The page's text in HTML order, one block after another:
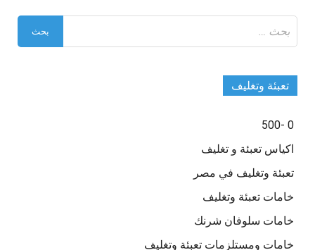
عن:
تعبئة وتغليف
0 -500
اكياس تعبئة و تغليف
تعبئة وتغليف في مصر
خامات تعبئة وتغليف
خامات سلوفان شرنك
خامات ومستلزمات تعبئة وتغليف